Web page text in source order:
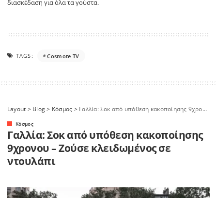
διασκέδαση για όλα τα γούστα.
TAGS: Cosmote TV
Layout > Blog> Κόσμος > Γαλλία: Σοκ από υπόθεση κακοποίησης 9χρονου – Ζούσε κλειδωμένος σε ντουλάπι
Κόσμος
Γαλλία: Σοκ από υπόθεση κακοποίησης
9χρονου – Ζούσε κλειδωμένος σε
ντουλάπι